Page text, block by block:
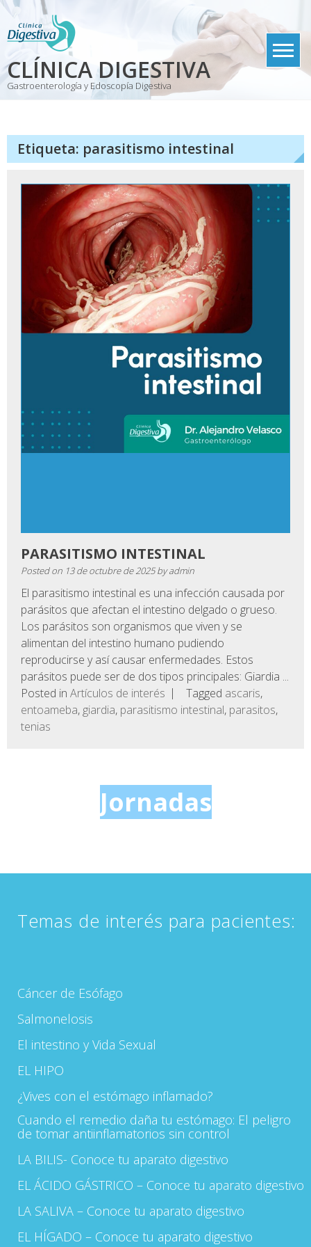
Skip
content
CLÍNICA DIGESTIVA
Gastroenterología y Edoscopía Digestiva
Etiqueta: parasitismo intestinal
PARASITISMO INTESTINAL
Posted on 13 de octubre de 2025byadmin
El parasitismo intestinal es una infección causada por
parásitos que afectan el intestino delgado o grueso.
Los parásitos son organismos que viven y se
alimentan del intestino humano pudiendo
reproducirse y así causar enfermedades. Estos
parásitos puede ser de dos tipos principales: Giardia ...
Posted in Artículos de interés Tagged ascaris,
entoameba, giardia, parasitismo intestinal, parasitos,
tenias
Jornadas
Temas de interés para pacientes:
Cáncer de Esófago
Salmonelosis
El intestino y Vida Sexual
EL HIPO
¿Vives con el estómago inflamado?
Cuando el remedio daña tu estómago: El peligro
de tomar antiinflamatorios sin control
LA BILIS- Conoce tu aparato digestivo
EL ÁCIDO GÁSTRICO – Conoce tu aparato digestivo
LA SALIVA – Conoce tu aparato digestivo
EL HÍGADO – Conoce tu aparato digestivo